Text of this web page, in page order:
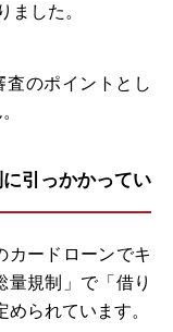
ました。
査のポイントとし
引っかかってい
カードローンでキ
量規制」で「借り
られています。